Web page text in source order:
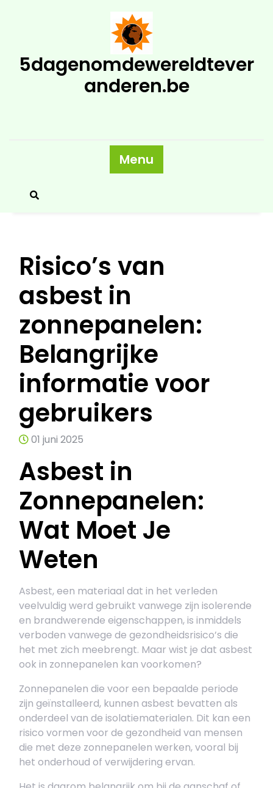
5dagenomdewereldtever
anderen.be
Menu
Risico’s van
asbest in
zonnepanelen:
Belangrijke
informatie voor
gebruikers
01 juni 2025
Asbest in
Zonnepanelen:
Wat Moet Je
Weten
Asbest, een materiaal dat in het verleden
veelvuldig werd gebruikt vanwege zijn isolerende
en brandwerende eigenschappen, is inmiddels
verboden vanwege de gezondheidsrisico’s die
het met zich meebrengt. Maar wist je dat asbest
ook in zonnepanelen kan voorkomen?
Zonnepanelen die voor een bepaalde periode
zijn geïnstalleerd, kunnen asbest bevatten als
onderdeel van de isolatiematerialen. Dit kan een
risico vormen voor de gezondheid van mensen
die met deze zonnepanelen werken, vooral bij
het onderhoud of verwijdering ervan.